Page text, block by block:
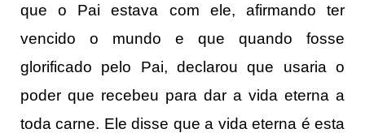
que o Pai estava com ele, afirmando ter
vencido o mundo e que quando fosse
glorificado pelo Pai, declarou que usaria o
poder que recebeu para dar a vida eterna a
toda carne. Ele disse que a vida eterna é esta